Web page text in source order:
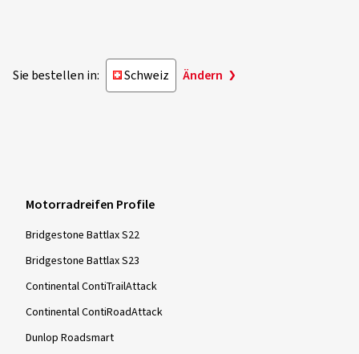
Sie bestellen in: Schweiz Ändern
Motorradreifen Profile
Bridgestone Battlax S22
Bridgestone Battlax S23
Continental ContiTrailAttack
Continental ContiRoadAttack
Dunlop Roadsmart